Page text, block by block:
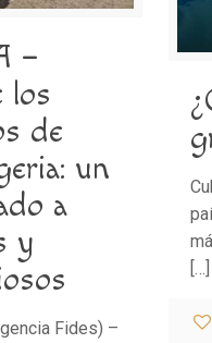
–
los
de
un
a
y
Fides) –
[…]